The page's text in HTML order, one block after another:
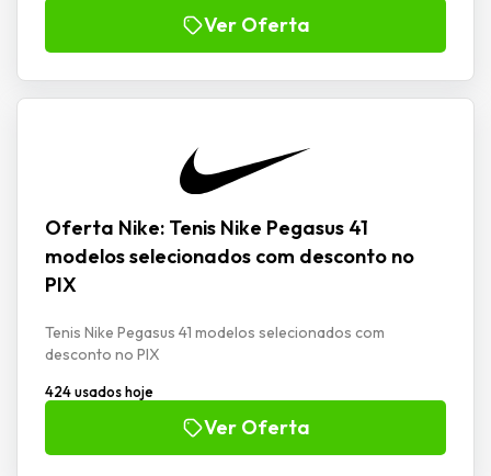
Ver Oferta
Oferta Nike: Tenis Nike Pegasus 41
modelos selecionados com desconto no
PIX
Tenis Nike Pegasus 41 modelos selecionados com
desconto no PIX
424 usados hoje
Ver Oferta